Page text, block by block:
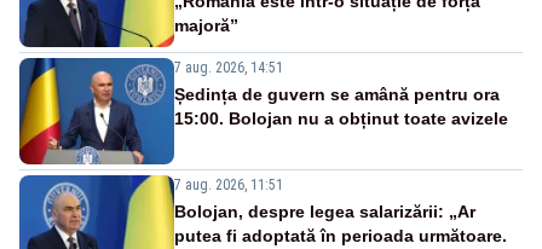
majoră”
7 aug. 2026, 14:51
Ședința de guvern se amână pentru ora
15:00. Bolojan nu a obținut toate avizele
7 aug. 2026, 11:51
Bolojan, despre legea salarizării: „Ar
putea fi adoptată în perioada următoare.